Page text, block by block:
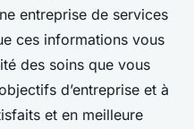
entreprise de services
ces informations vous
des soins que vous
d’entreprise et à
et en meilleure